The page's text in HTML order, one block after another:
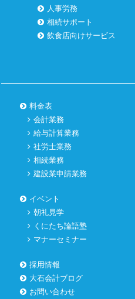
人事労務
相続サポート
飲食店向けサービス
料金表
会計業務
給与計算業務
社労士業務
相続業務
建設業申請業務
イベント
朝礼見学
くにたち論語塾
マナーセミナー
採用情報
大石会計ブログ
お問い合わせ